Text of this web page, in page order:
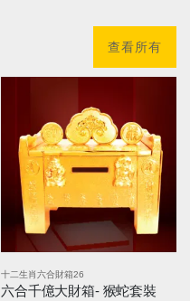
查看所有
十二生肖六合財箱26
六合千億大財箱- 猴蛇套裝